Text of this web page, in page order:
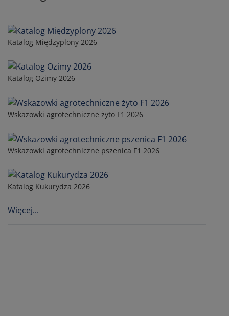
Katalog Międzyplony 2026
Katalog Ozimy 2026
Wskazowki agrotechniczne żyto F1 2026
Wskazowki agrotechniczne pszenica F1 2026
Katalog Kukurydza 2026
Więcej...